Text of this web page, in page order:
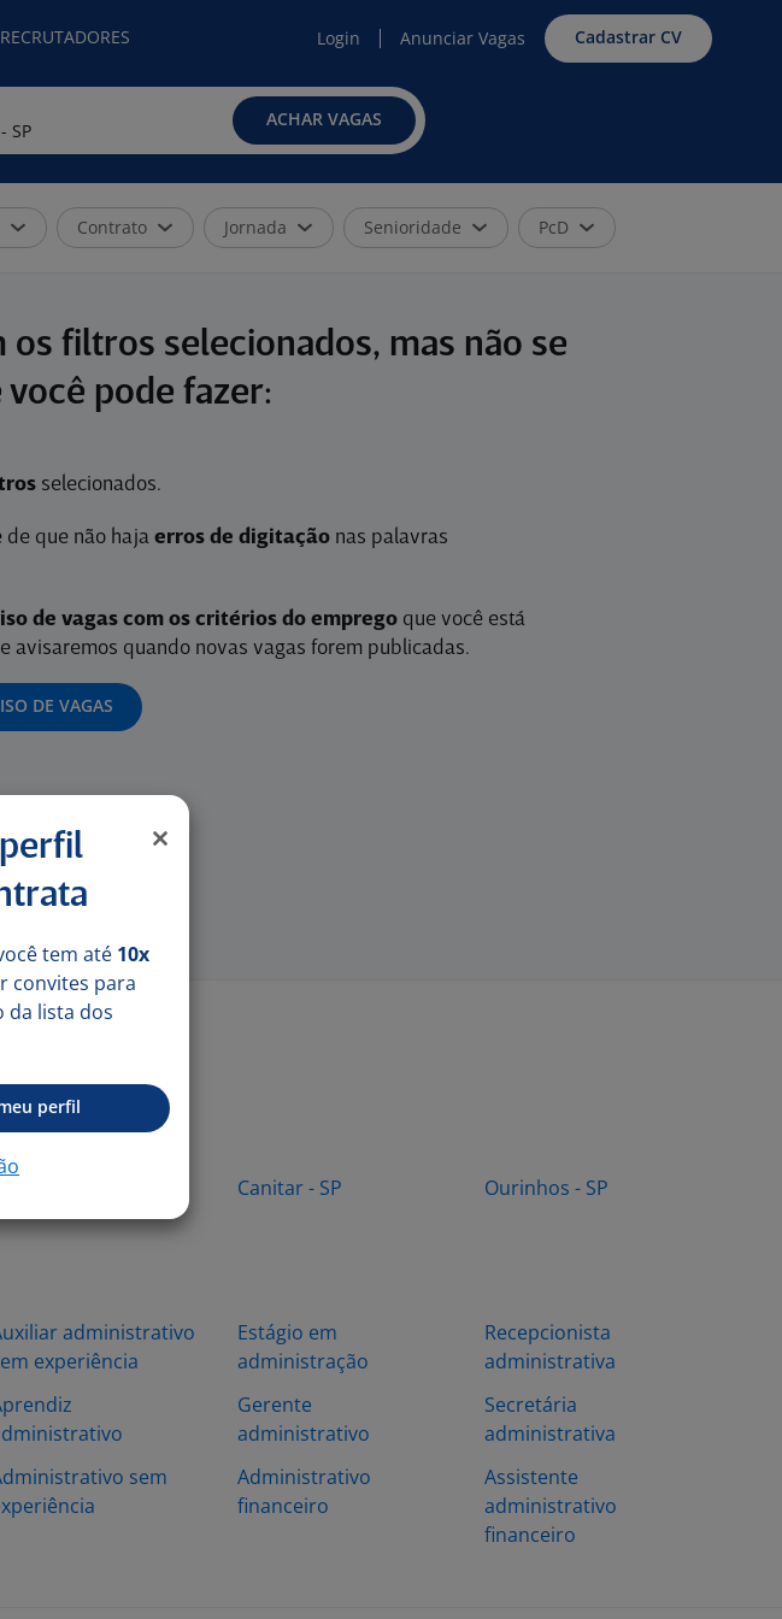
RECRUTADORES Login Anunciar Vagas Cadastrar CV
ACHAR VAGAS
Contrato Jornada Senioridade PcD
filtros selecionados, mas não se
pode fazer:
selecionados.
de que não haja erros de digitaçãonas palavras
de vagas com os critérios do empregoque você está
avisaremos quando novas vagas forem publicadas.
DE VAGAS
Canitar - SP Ourinhos - SP
administrativo
experiência
sem
Estágio em
administração
Gerente
administrativo
Administrativo
financeiro
Recepcionista
administrativa
Secretária
administrativa
Assistente
administrativo
financeiro
tem até 10x
convites para
da lista dos
perfil